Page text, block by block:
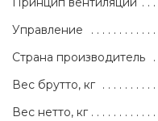
Управление
Страна производитель
Вес брутто, кг
Вес нетто, кг